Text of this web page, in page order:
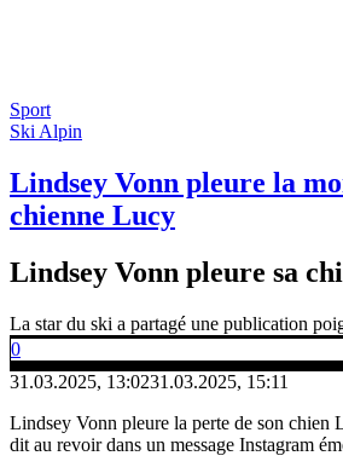
Sport
Ski Alpin
Lindsey Vonn pleure la
chienne Lucy
Lindsey Vonn pleure sa
La star du ski a partagé une publication
0
31.03.2025, 13:0231.03.2025, 15:11
Lindsey Vonn pleure la perte de son chien
dit au revoir dans un message Instagram